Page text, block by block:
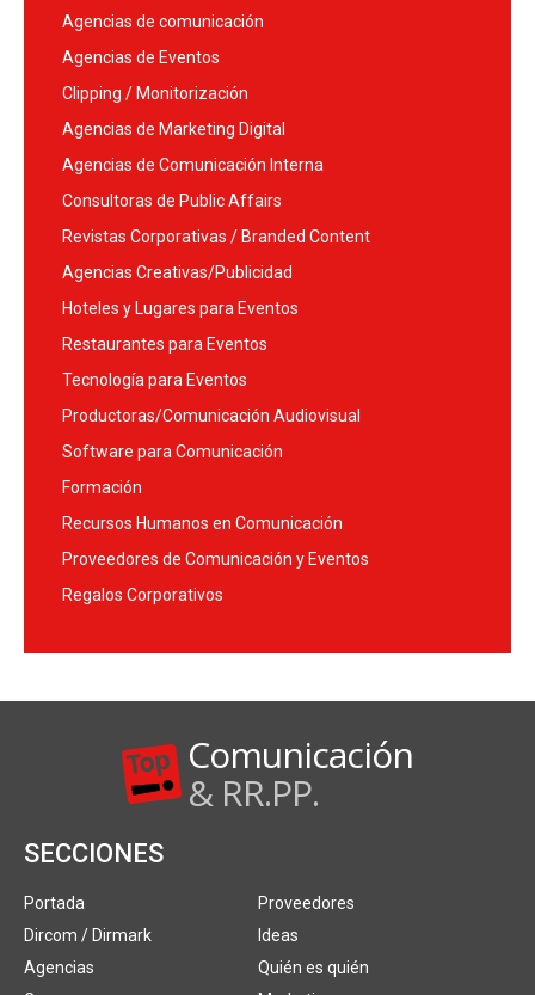
Agencias de comunicación
Agencias de Eventos
Clipping / Monitorización
Agencias de Marketing Digital
Agencias de Comunicación Interna
Consultoras de Public Affairs
Revistas Corporativas / Branded Content
Agencias Creativas/Publicidad
Hoteles y Lugares para Eventos
Restaurantes para Eventos
Tecnología para Eventos
Productoras/Comunicación Audiovisual
Software para Comunicación
Formación
Recursos Humanos en Comunicación
Proveedores de Comunicación y Eventos
Regalos Corporativos
Comunicación
& RR.PP.
SECCIONES
Portada
Dircom / Dirmark
Agencias
Proveedores
Ideas
Quién es quién